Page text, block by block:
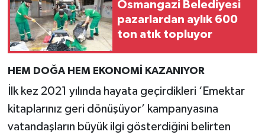
Osmangazi Belediyesi
pazarlardan aylık 600
ton atık topluyor
HEM DOĞA HEM EKONOMİ KAZANIYOR
İlk kez 2021 yılında hayata geçirdikleri ‘Emektar
kitaplarınız geri dönüşüyor’ kampanyasına
vatandaşların büyük ilgi gösterdiğini belirten